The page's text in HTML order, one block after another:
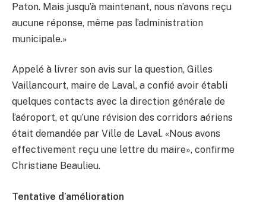
Paton. Mais jusqu’à maintenant, nous n’avons reçu
aucune réponse, même pas l’administration
municipale.»
Appelé à livrer son avis sur la question, Gilles
Vaillancourt, maire de Laval, a confié avoir établi
quelques contacts avec la direction générale de
l’aéroport, et qu’une révision des corridors aériens
était demandée par Ville de Laval. «Nous avons
effectivement reçu une lettre du maire», confirme
Christiane Beaulieu.
Tentative d’amélioration